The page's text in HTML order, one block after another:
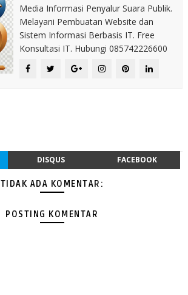
Media Informasi Penyalur Suara Publik.
Melayani Pembuatan Website dan
Sistem Informasi Berbasis IT. Free
Konsultasi IT. Hubungi 085742226600
DISQUS FACEBOOK
TIDAK ADA KOMENTAR:
POSTING KOMENTAR